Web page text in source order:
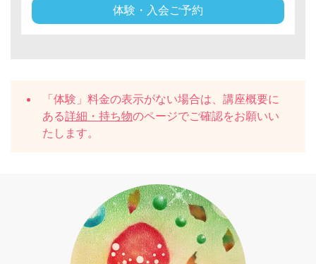
体験・入会ご予約
「体験」料金の表示がない場合は、講座概要に
ある詳細・持ち物のページでご確認をお願いい
たします。